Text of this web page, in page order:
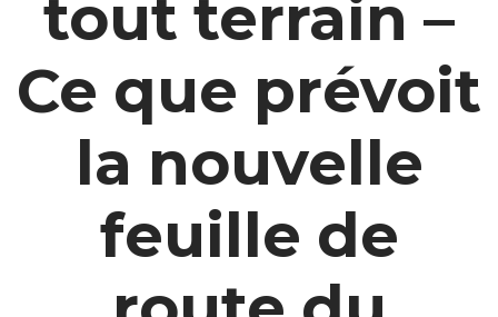
tout terrain –
Ce que prévoit
la nouvelle
feuille de